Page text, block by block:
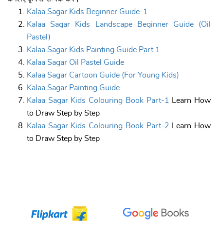
Kalaa Sagar Kids Beginner Guide-1
Kalaa Sagar Kids Landscape Beginner Guide (Oil
Pastel)
Kalaa Sagar Kids Painting Guide Part 1
Kalaa Sagar Oil Pastel Guide
Kalaa Sagar Cartoon Guide (For Young Kids)
Kalaa Sagar Painting Guide
Kalaa Sagar Kids Colouring Book Part-1
Learn How
to Draw Step by Step
Kalaa Sagar Kids Colouring Book Part-2 Learn How
to Draw Step by Step